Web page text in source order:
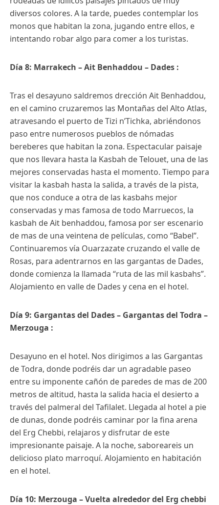
diversos colores. A la tarde, puedes contemplar los
monos que habitan la zona, jugando entre ellos, e
intentando robar algo para comer a los turistas.
Día 8: Marrakech – Ait Benhaddou – Dades :
Tras el desayuno saldremos drección Ait Benhaddou,
en el camino cruzaremos las Montañas del Alto Atlas,
atravesando el puerto de Tizi n’Tichka, abriéndonos
paso entre numerosos pueblos de nómadas
bereberes que habitan la zona. Espectacular paisaje
que nos llevara hasta la Kasbah de Telouet, una de las
mejores conservadas hasta el momento. Tiempo para
visitar la kasbah hasta la salida, a través de la pista,
que nos conduce a otra de las kasbahs mejor
conservadas y mas famosa de todo Marruecos, la
kasbah de Ait benhaddou, famosa por ser escenario
de mas de una veintena de películas, como “Babel”.
Continuaremos vía Ouarzazate cruzando el valle de
Rosas, para adentrarnos en las gargantas de Dades,
donde comienza la llamada “ruta de las mil kasbahs”.
Alojamiento en valle de Dades y cena en el hotel.
Día 9: Gargantas del Dades – Gargantas del Todra –
Merzouga :
Desayuno en el hotel. Nos dirigimos a las Gargantas
de Todra, donde podréis dar un agradable paseo
entre su imponente cañón de paredes de mas de 200
metros de altitud, hasta la salida hacia el desierto a
través del palmeral del Tafilalet. Llegada al hotel a pie
de dunas, donde podréis caminar por la fina arena
del Erg Chebbi, relajaros y disfrutar de este
impresionante paisaje. A la noche, saboreareis un
delicioso plato marroquí. Alojamiento en habitación
en el hotel.
Día 10: Merzouga – Vuelta alrededor del Erg chebbi